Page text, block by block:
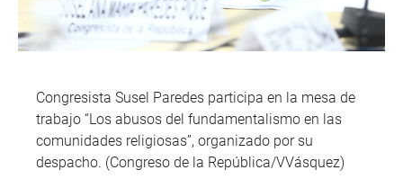
Congresista Susel Paredes participa en la mesa de
trabajo “Los abusos del fundamentalismo en las
comunidades religiosas”, organizado por su
despacho. (Congreso de la República/VVásquez)